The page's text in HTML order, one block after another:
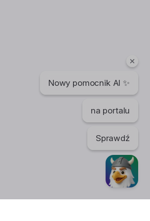
Nowy pomocnik AI ✨
na portalu
Sprawdź